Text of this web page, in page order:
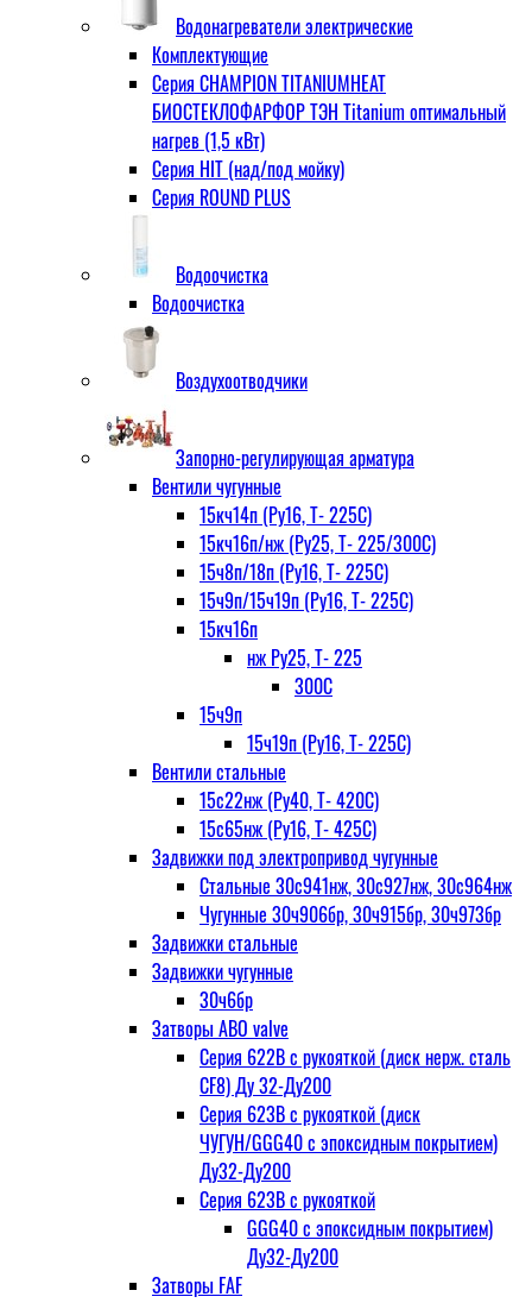
Водонагреватели электрические
Комплектующие
Серия CHAMPION TITANIUMHEAT
БИОСТЕКЛОФАРФОР ТЭН Titanium оптимальный
нагрев (1,5 кВт)
Серия HIT (над/под мойку)
Серия ROUND PLUS
Водоочистка
Водоочистка
Воздухоотводчики
Запорно-регулирующая арматура
Вентили чугунные
15кч14п (Ру16, Т- 225С)
15кч16п/нж (Ру25, Т- 225/300С)
15ч8п/18п (Ру16, Т- 225С)
15ч9п/15ч19п (Ру16, Т- 225С)
15кч16п
нж Ру25, Т- 225
300С
15ч9п
15ч19п (Ру16, Т- 225С)
Вентили стальные
15с22нж (Ру40, Т- 420С)
15с65нж (Ру16, Т- 425С)
Задвижки под электропривод чугунные
Стальные 30с941нж, 30с927нж, 30с964нж
Чугунные 30ч906бр, 30ч915бр, 30ч973бр
Задвижки стальные
Задвижки чугунные
30ч6бр
Затворы ABO valve
Серия 622В с рукояткой (диск нерж. сталь
CF8) Ду 32-Ду200
Серия 623В с рукояткой (диск
ЧУГУН/GGG40 с эпоксидным покрытием)
Ду32-Ду200
Серия 623В с рукояткой
GGG40 с эпоксидным покрытием)
Ду32-Ду200
Затворы FAF